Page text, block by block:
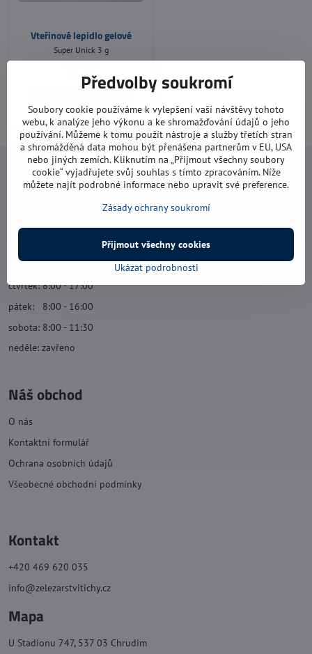
Vteřinové lepidlo gelové
Super Unick 3 g
Vyprodáno
41 Kč
Navštivte nás
středa: 8:00 - 16:00
čtvrtek: 8:00 - 17:00
pátek: 8:00 - 16:00
sobota: 8:00 - 11:30
neděle: zavřeno
Náš obchod
O nás
Kontaktní formulář
Ochrana osobních údajů
Všeobecné obchodní podmínky
Kontakt
+420 469 620 035
info@zelezarstvitichy.cz
Mapa
U Stadionu 747, 537 03 Chrudim
Předvolby soukromí
Soubory cookie používáme k vylepšení vaší návštěvy tohoto
webu, k analýze jeho výkonu a ke shromažďování údajů o jeho
používání. Můžeme k tomu použít nástroje a služby třetích stran
a shromážděná data mohou být přenášena partnerům v EU, USA
nebo jiných zemích. Kliknutím na „Přijmout všechny soubory
cookie“ vyjadřujete svůj souhlas s tímto zpracováním. Níže
můžete najít podrobné informace nebo upravit své preference.
Zásady ochrany soukromí
Ukázat podrobnosti
Přijmout všechny cookies